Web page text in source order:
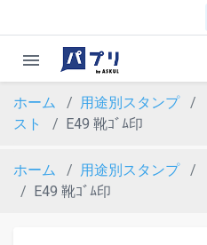
menu
ホーム 用途別スタンプ
スト
E49 靴ｺﾞﾑ印
ホーム 用途別スタンプ
E49 靴ｺﾞﾑ印